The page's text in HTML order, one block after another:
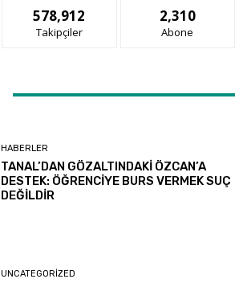
578,912
Takipçiler
2,310
Abone
HABERLER
TANAL’DAN GÖZALTINDAKİ ÖZCAN’A
DESTEK: ÖĞRENCİYE BURS VERMEK SUÇ
DEĞİLDİR
UNCATEGORIZED